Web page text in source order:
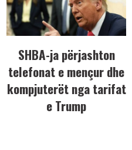
SHBA-ja përjashton
telefonat e mençur dhe
kompjuterët nga tarifat
e Trump